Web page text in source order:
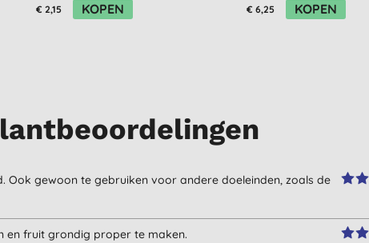
€ 2,15 KOPEN € 6,25 KOPEN
Ook gewoon te gebruiken voor andere doeleinden, zoals de
en fruit grondig proper te maken.